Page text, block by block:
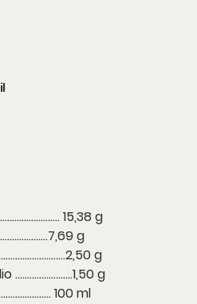
15,38 g
g
g
g
100 ml